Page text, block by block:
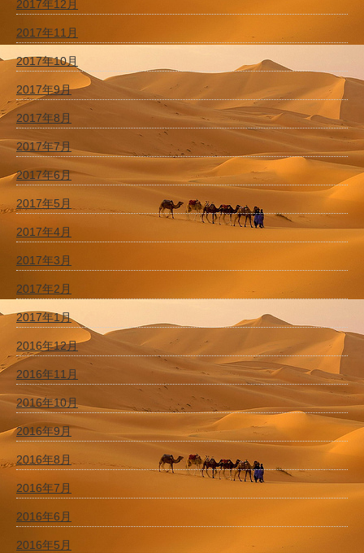
2017年12月
2017年11月
2017年10月
2017年9月
2017年8月
2017年7月
2017年6月
2017年5月
2017年4月
2017年3月
2017年2月
2017年1月
2016年12月
2016年11月
2016年10月
2016年9月
2016年8月
2016年7月
2016年6月
2016年5月